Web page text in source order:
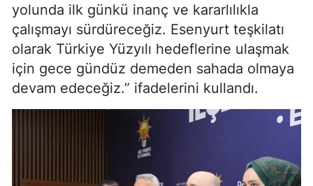
yolunda ilk günkü inanç ve kararlılıkla
çalışmayı sürdüreceğiz. Esenyurt teşkilatı
olarak Türkiye Yüzyılı hedeflerine ulaşmak
için gece gündüz demeden sahada olmaya
devam edeceğiz.” ifadelerini kullandı.